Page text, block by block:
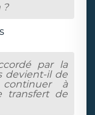
?
par la
devient-il de
à
transfert de